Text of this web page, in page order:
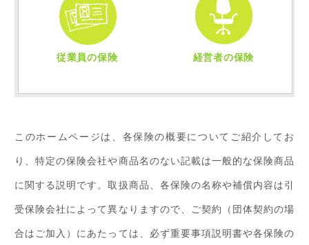
従業員の保険 経営者の保険
このホームページは、各保険の概要についてご紹介してお
り、特定の保険会社や商品名のない記載は一般的な保険商品
に関する説明です。取扱商品、各保険の名称や補償内容は引
受保険会社によって異なりますので、ご契約（団体契約の場
合はご加入）にあたっては、必ず重要事項説明書や各保険の